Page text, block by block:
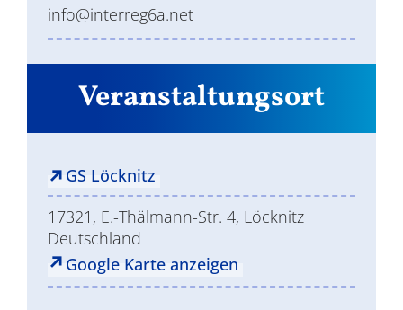
Veranstaltungsort
GS Löcknitz
17321, E.-Thälmann-Str. 4, Löcknitz
Deutschland
Google Karte anzeigen
info@interreg6a.net